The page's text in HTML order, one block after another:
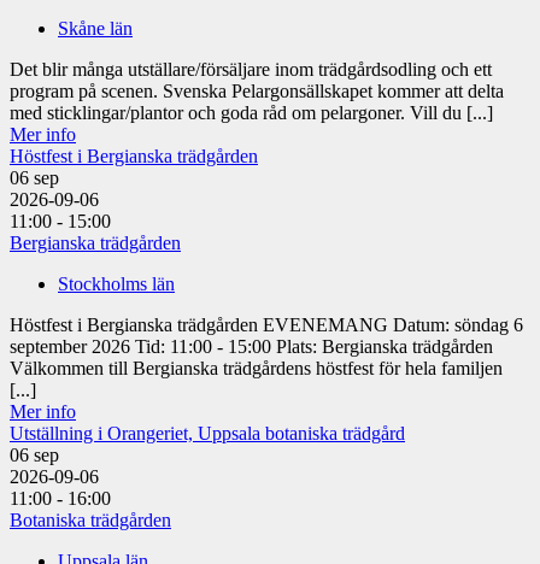
Skåne län
Det blir många utställare/försäljare inom trädgårdsodling och ett
program på scenen. Svenska Pelargonsällskapet kommer att delta
med sticklingar/plantor och goda råd om pelargoner. Vill du [...]
Mer info
Höstfest i Bergianska trädgården
06 sep
2026-09-06
11:00 - 15:00
Bergianska trädgården
Stockholms län
Höstfest i Bergianska trädgården EVENEMANG Datum: söndag 6
september 2026 Tid: 11:00 - 15:00 Plats: Bergianska trädgården
Välkommen till Bergianska trädgårdens höstfest för hela familjen
[...]
Mer info
Utställning i Orangeriet, Uppsala botaniska trädgård
06 sep
2026-09-06
11:00 - 16:00
Botaniska trädgården